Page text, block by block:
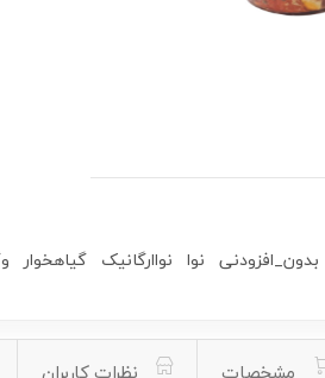
بدون_افزودنی نوا نواارگانیک گیاهخوار
مشخصات نظرات کاربران